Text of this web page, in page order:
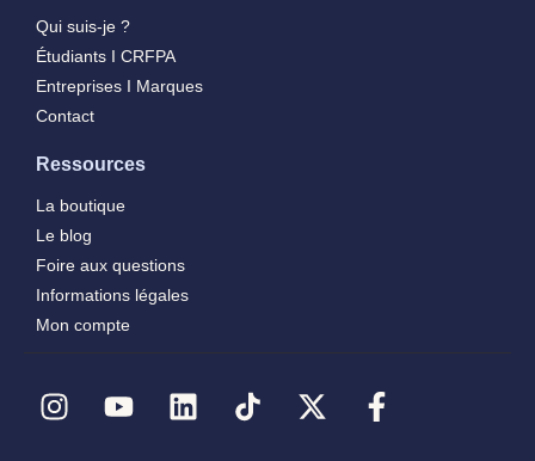
Qui suis-je ?
Étudiants I CRFPA
Entreprises I Marques
Contact
Ressources
La boutique
Le blog
Foire aux questions
Informations légales
Mon compte